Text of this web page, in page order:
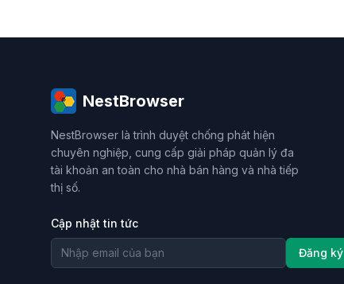
NestBrowser
NestBrowser là trình duyệt chống phát hiện
chuyên nghiệp, cung cấp giải pháp quản lý đa
tài khoản an toàn cho nhà bán hàng và nhà tiếp
thị số.
Cập nhật tin tức
Đăng ký